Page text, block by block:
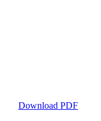
Download PDF